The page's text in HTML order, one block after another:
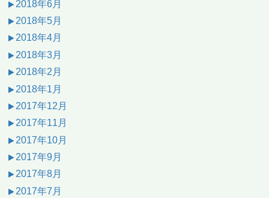
2018年6月
2018年5月
2018年4月
2018年3月
2018年2月
2018年1月
2017年12月
2017年11月
2017年10月
2017年9月
2017年8月
2017年7月